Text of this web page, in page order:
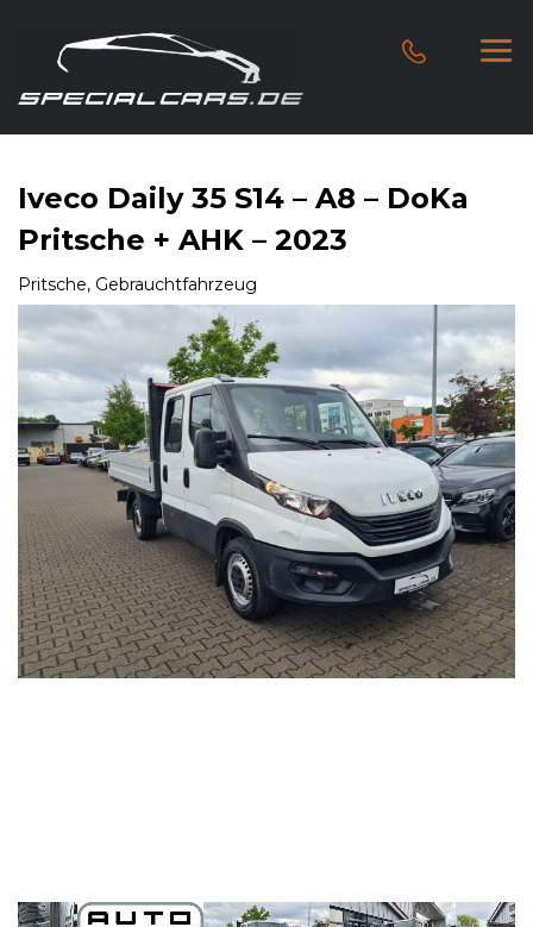
Iveco Daily 35 S14 – A8 – DoKa
Pritsche + AHK – 2023
Pritsche, Gebrauchtfahrzeug